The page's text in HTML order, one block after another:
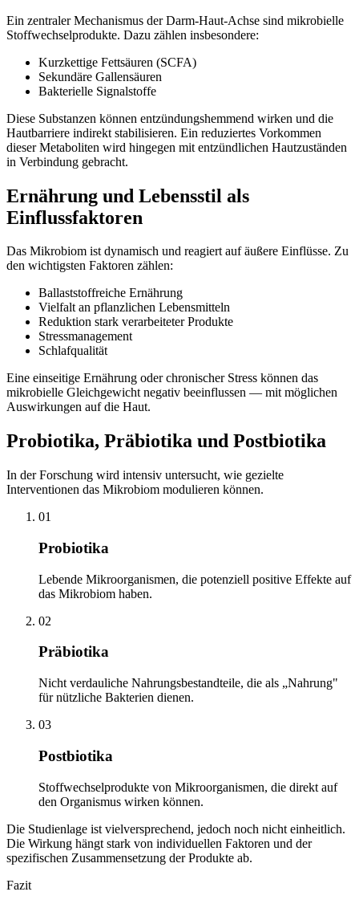
Ein zentraler Mechanismus der Darm-Haut-Achse sind mikrobielle
Stoffwechselprodukte. Dazu zählen insbesondere:
Kurzkettige Fettsäuren (SCFA)
Sekundäre Gallensäuren
Bakterielle Signalstoffe
Diese Substanzen können entzündungshemmend wirken und die
Hautbarriere indirekt stabilisieren. Ein reduziertes Vorkommen
dieser Metaboliten wird hingegen mit entzündlichen Hautzuständen
in Verbindung gebracht.
Ernährung und Lebensstil als
Einflussfaktoren
Das Mikrobiom ist dynamisch und reagiert auf äußere Einflüsse. Zu
den wichtigsten Faktoren zählen:
Ballaststoffreiche Ernährung
Vielfalt an pflanzlichen Lebensmitteln
Reduktion stark verarbeiteter Produkte
Stressmanagement
Schlafqualität
Eine einseitige Ernährung oder chronischer Stress können das
mikrobielle Gleichgewicht negativ beeinflussen — mit möglichen
Auswirkungen auf die Haut.
Probiotika, Präbiotika und Postbiotika
In der Forschung wird intensiv untersucht, wie gezielte
Interventionen das Mikrobiom modulieren können.
01
Probiotika
Lebende Mikroorganismen, die potenziell positive Effekte auf
das Mikrobiom haben.
02
Präbiotika
Nicht verdauliche Nahrungsbestandteile, die als „Nahrung"
für nützliche Bakterien dienen.
03
Postbiotika
Stoffwechselprodukte von Mikroorganismen, die direkt auf
den Organismus wirken können.
Die Studienlage ist vielversprechend, jedoch noch nicht einheitlich.
Die Wirkung hängt stark von individuellen Faktoren und der
spezifischen Zusammensetzung der Produkte ab.
Fazit